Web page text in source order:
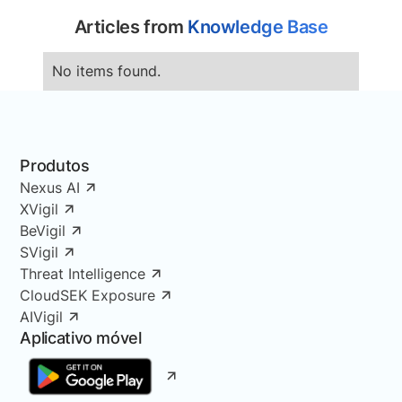
Articles from Knowledge Base
No items found.
Produtos
Nexus AI
XVigil
BeVigil
SVigil
Threat Intelligence
CloudSEK Exposure
AIVigil
Aplicativo móvel